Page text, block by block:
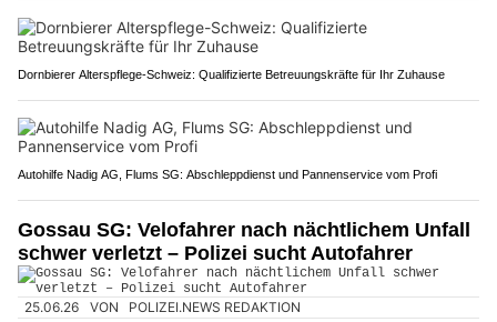
Dornbierer Alterspflege-Schweiz: Qualifizierte Betreuungskräfte für Ihr Zuhause
Autohilfe Nadig AG, Flums SG: Abschleppdienst und Pannenservice vom Profi
Gossau SG: Velofahrer nach nächtlichem Unfall
schwer verletzt – Polizei sucht Autofahrer
25.06.26 VON POLIZEI.NEWS REDAKTION